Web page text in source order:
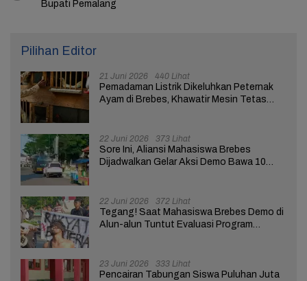
Bupati Pemalang
Pilihan Editor
21 Juni 2026 440 Lihat
Pemadaman Listrik Dikeluhkan Peternak
Ayam di Brebes, Khawatir Mesin Tetas
22 Juni 2026 373 Lihat
Sore Ini, Aliansi Mahasiswa Brebes
Dijadwalkan Gelar Aksi Demo Bawa 10
22 Juni 2026 372 Lihat
Tegang! Saat Mahasiswa Brebes Demo di
Alun-alun Tuntut Evaluasi Program
23 Juni 2026 333 Lihat
Pencairan Tabungan Siswa Puluhan Juta